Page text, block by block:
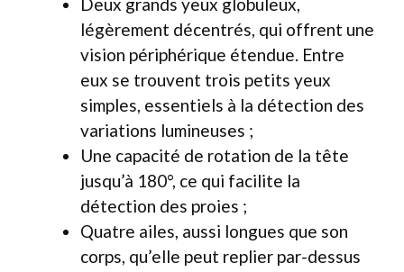
légèrement décentrés, qui offrent une
vision périphérique étendue. Entre
eux se trouvent trois petits yeux
simples, essentiels à la détection des
variations lumineuses ;
Une capacité de rotation de la tête
jusqu’à 180°, ce qui facilite la
détection des proies ;
Quatre ailes, aussi longues que son
corps, qu’elle peut replier par-dessus